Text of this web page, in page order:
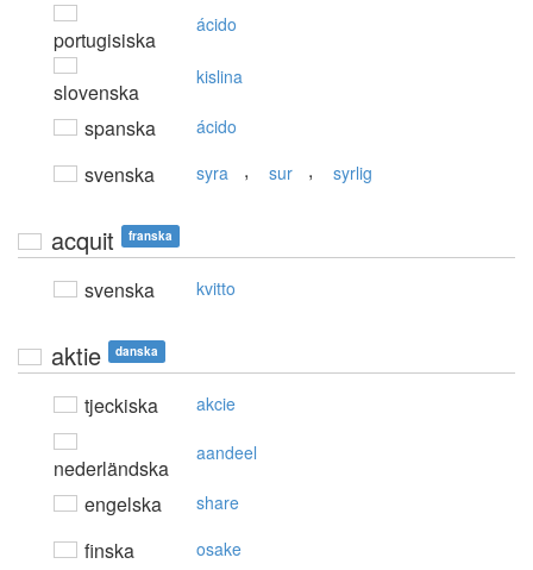
portugisiska
ácido
slovenska
kislina
spanska ácido
svenska syra , sur , syrlig
acquit franska
svenska kvitto
aktie danska
tjeckiska akcie
nederländska
aandeel
engelska share
finska osake